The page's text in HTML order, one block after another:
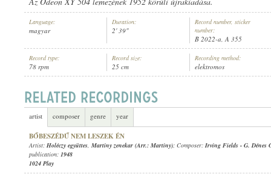
Language:
magyar
Duration:
2' 39"
Record number, sticker
number:
B 2022-a, A 355
Record type:
78 rpm
Record size:
25 cm
Recording method:
elektromos
artist composer genre year
BŐBESZÉDŰ NEM LESZEK ÉN
Artist: Holéczy együttes, Martiny zenekar (Arr.: Martiny); Composer: Irving Fields - G. Dénes
publication: 1948
1024 Play